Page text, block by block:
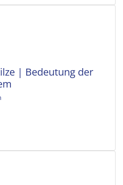
| Bedeutung der